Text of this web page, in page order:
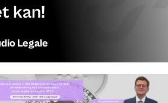
kan!
Legale